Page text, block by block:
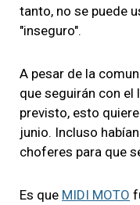
tanto, no se puede
"inseguro".
A pesar de la
que seguirán con
previsto, esto
junio. Incluso
choferes para que
Es que MIDI MOTO